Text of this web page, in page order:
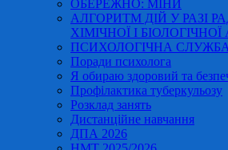
ОБЕРЕЖНО: МІНИ
АЛГОРИТМ ДІЙ У РАЗІ
ХІМІЧНОЇ І
ПСИХОЛОГІЧНА СЛУЖБА
Поради психолога
Я обираю здоровий та
Профілактика туберкульозу
Розклад занять
Дистанційне навчання
ДПА 2026